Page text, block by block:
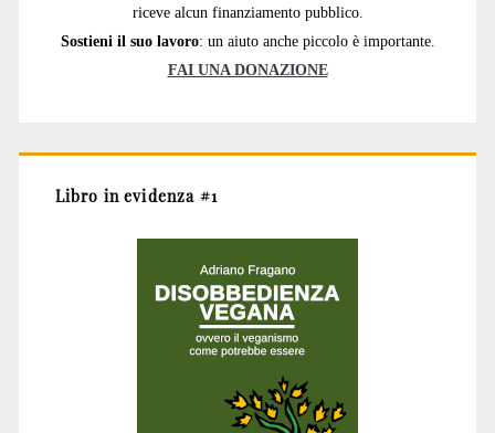
riceve alcun finanziamento pubblico.
Sostieni il suo lavoro: un aiuto anche piccolo è importante.
FAI UNA DONAZIONE
Libro in evidenza #1